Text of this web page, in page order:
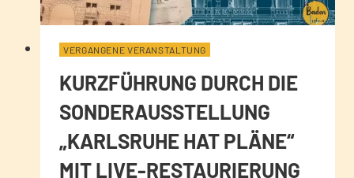
VERGANGENE VERANSTALTUNG
KURZFÜHRUNG DURCH DIE
SONDERAUSSTELLUNG
„KARLSRUHE HAT PLÄNE“
MIT LIVE-RESTAURIERUNG